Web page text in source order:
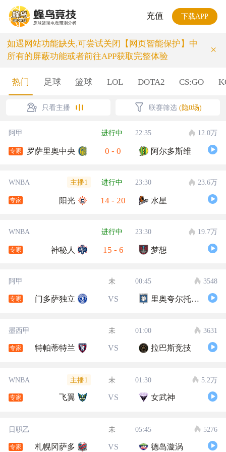
充值 下载APP
如遇网站功能缺失,可尝试关闭【网页智能保护】中
所有的屏蔽功能或者前往APP获取完整体验
×
热门 足球 篮球 LOL DOTA2 CS:GO
只看主播 联赛筛选 (隐0场)
阿甲 进行中 22:35 12.0万
专家 罗萨里奥中央 0 - 0 阿尔多斯维
WNBA 主播1 进行中 23:30 23.6万
专家 阳光 14 - 20 水星
WNBA 进行中 23:30 19.7万
专家 神秘人 15 - 6 梦想
阿甲 未 00:45 3548
专家 门多萨独立 VS 里奥夸尔托学生队
墨西甲 未 01:00 3631
专家 特帕蒂特兰 VS 拉巴斯竞技
WNBA 主播1 未 01:30 5.2万
专家 飞翼 VS 女武神
日职乙 未 05:45 5276
专家 札幌冈萨多 VS 德岛漩涡